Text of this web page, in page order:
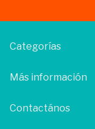
Categorías
Más información
Contactános